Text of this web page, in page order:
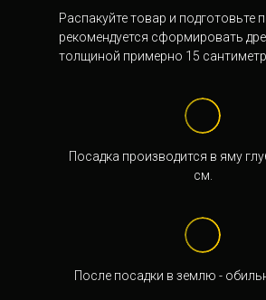
Распакуйте товар и подготовьте
рекомендуется сформировать
толщиной примерно 15
Посадка производится в яму
см.
После посадки в землю -